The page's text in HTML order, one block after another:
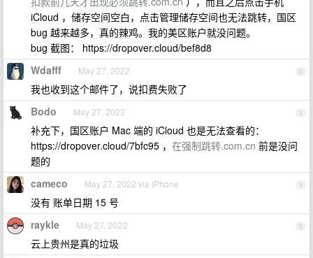
iCloud ，储存空间空白，点击管理储存空间也无法跳转，国区
bug 越来越多，真的辣鸡。我的美区账户就没问题。
bug 截图： https://dropover.cloud/bef8d8
2
Wdafff May 27, 2022
我也收到这个邮件了，说扣费失败了
3
Bodo May 27, 2022
补充下，国区账户 Mac 端的 iCloud 也是无法查看的：
https://dropover.cloud/7bfc95 ， 在强制跳转.com.cn 前是没问
题的
4
cameco May 27, 2022 via iPhone
没有 账单日期 15 号
5
raykle May 27, 2022
云上贵州是真的垃圾